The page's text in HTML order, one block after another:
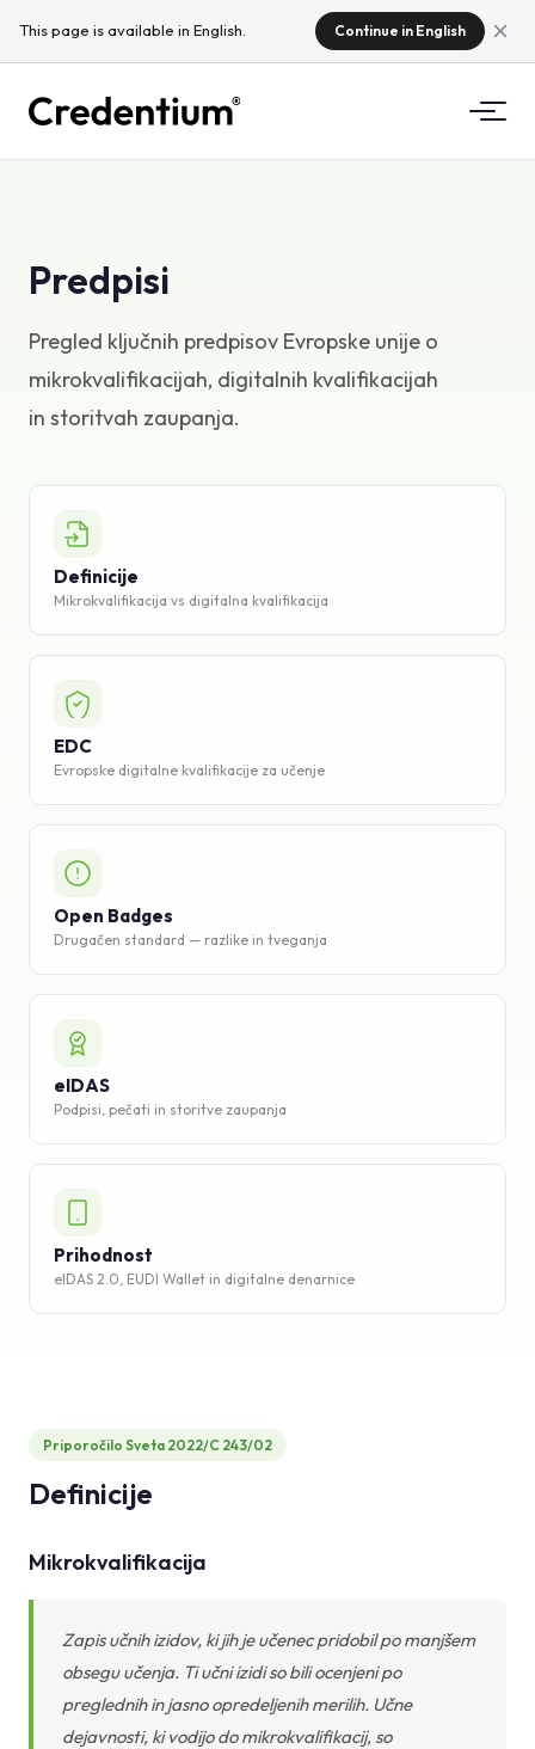
This page is available in English. Continue in English
Zakaj Credentium
O CloudTeamu
Za univerze
Za organizatorje dogodkov
Kaj so mikrokvalifikacije?
Baza znanja
Predpisi
Pregled ključnih predpisov Evropske unije o
mikrokvalifikacijah, digitalnih kvalifikacijah
in storitvah zaupanja.
Definicije
Mikrokvalifikacija vs digitalna kvalifikacija
EDC
Evropske digitalne kvalifikacije za učenje
Open Badges
Drugačen standard — razlike in tveganja
eIDAS
Podpisi, pečati in storitve zaupanja
Prihodnost
eIDAS 2.0, EUDI Wallet in digitalne denarnice
Priporočilo Sveta 2022/C 243/02
Definicije
Mikrokvalifikacija
Zapis učnih izidov, ki jih je učenec pridobil po manjšem
obsegu učenja. Ti učni izidi so bili ocenjeni po
preglednih in jasno opredeljenih merilih. Učne
dejavnosti, ki vodijo do mikrokvalifikacij, so